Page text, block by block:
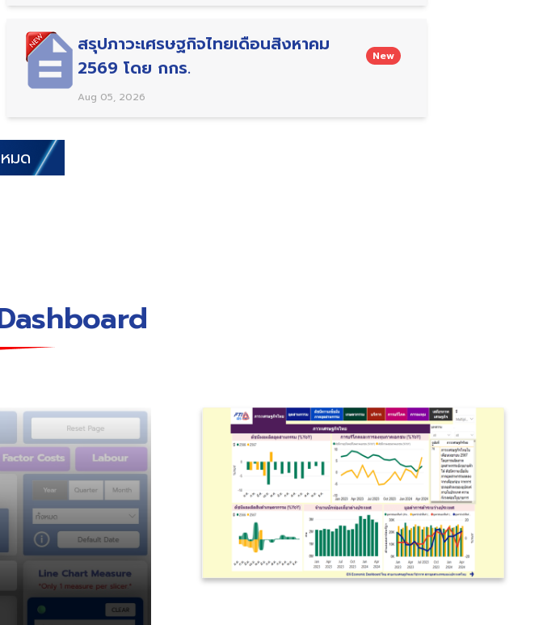
สรุปภาวะเศรษฐกิจไทยเดือนสิงหาคม
2569 โดย กกร.
New
Aug 05, 2026
มด